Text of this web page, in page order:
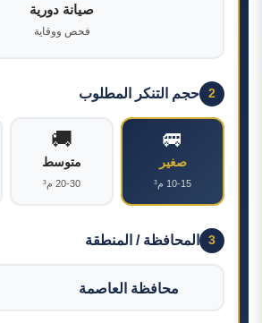
صيانة دورية
فحص ووقاية
2 حجم التنكر المطلوب
🚐
صغير
10-15 م³
🚚
متوسط
20-30 م³
3 المحافظة / المنطقة